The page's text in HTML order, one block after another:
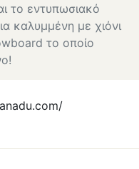
το εντυπωσιακό
καλυμμένη με χιόνι
το οποίο